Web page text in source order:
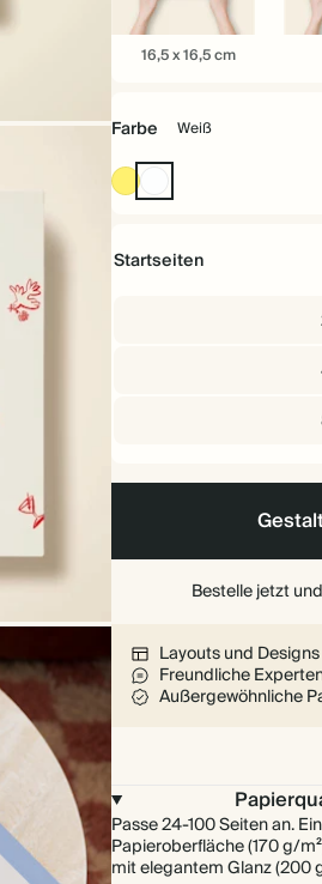
16,516,5 x 16,5 cm 22
Farbe Weiß
Gelb
Startseiten
Bestelle jetzt
Layouts und
Freundliche
Außergewöhnliche
Passe 24-100 Seiten an.
Papieroberfläche (170 g/
mit elegantem Glanz (200